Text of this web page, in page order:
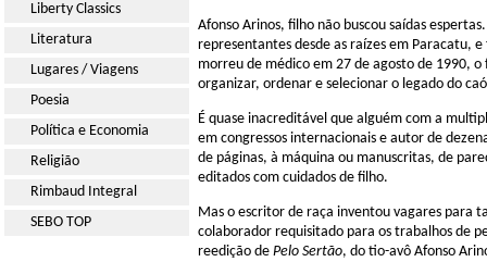
Liberty Classics
Literatura
Lugares / Viagens
Poesia
Política e Economia
Religião
Rimbaud Integral
SEBO TOP
Afonso Arinos, filho não buscou saídas
representantes desde as raízes em Paracatu,
morreu de médico em 27 de agosto de 1990,
organizar, ordenar e selecionar o legado do
É quase inacreditável que alguém com a
em congressos internacionais e autor de
de páginas, à máquina ou manuscritas, de
editados com cuidados de filho.
Mas o escritor de raça inventou vagares para
colaborador requisitado para os trabalhos de
reedição de Pelo Sertão, do tio-avô Afonso